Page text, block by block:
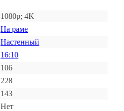
1080p; 4K
На раме
Настенный
16:10
106
228
143
Нет